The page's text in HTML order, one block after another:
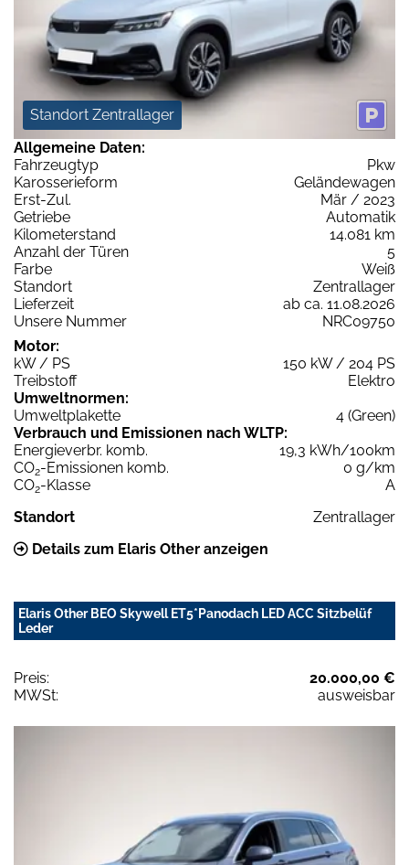
Standort Zentrallager
Allgemeine Daten:
Fahrzeugtyp
Pkw
Karosserieform
Geländewagen
Erst-Zul.
Mär / 2023
Getriebe
Automatik
Kilometerstand
14.081 km
Anzahl der Türen
5
Farbe
Weiß
Standort
Zentrallager
Lieferzeit
ab ca. 11.08.2026
Unsere Nummer
NRC09750
Motor:
kW / PS
150 kW / 204 PS
Treibstoff
Elektro
Umweltnormen:
Umweltplakette
4 (Green)
Verbrauch und Emissionen nach WLTP:
Energieverbr. komb.
19,3 kWh/100km
CO2-Emissionen komb.
0 g/km
CO2-Klasse
A
Standort
Zentrallager
Details zum Elaris Other anzeigen
Elaris Other BEO Skywell ET5*Panodach LED ACC Sitzbelüf
Leder
Preis:
20.000,00 €
MWSt:
ausweisbar